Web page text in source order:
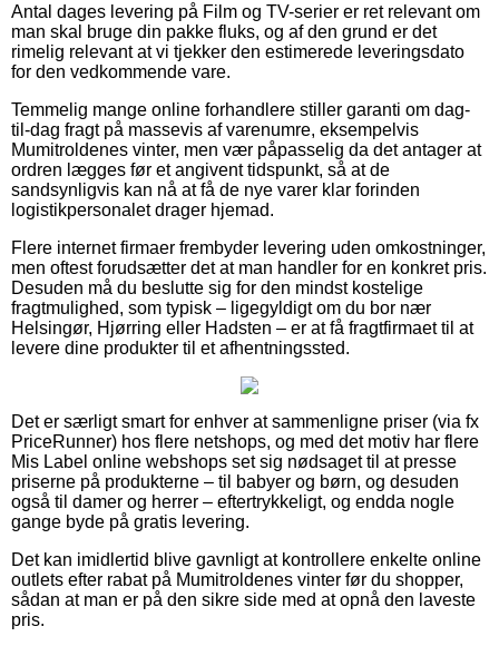
Antal dages levering på Film og TV-serier er ret relevant om
man skal bruge din pakke fluks, og af den grund er det
rimelig relevant at vi tjekker den estimerede leveringsdato
for den vedkommende vare.
Temmelig mange online forhandlere stiller garanti om dag-
til-dag fragt på massevis af varenumre, eksempelvis
Mumitroldenes vinter, men vær påpasselig da det antager at
ordren lægges før et angivent tidspunkt, så at de
sandsynligvis kan nå at få de nye varer klar forinden
logistikpersonalet drager hjemad.
Flere internet firmaer frembyder levering uden omkostninger,
men oftest forudsætter det at man handler for en konkret pris.
Desuden må du beslutte sig for den mindst kostelige
fragtmulighed, som typisk – ligegyldigt om du bor nær
Helsingør, Hjørring eller Hadsten – er at få fragtfirmaet til at
levere dine produkter til et afhentningssted.
Det er særligt smart for enhver at sammenligne priser (via fx
PriceRunner) hos flere netshops, og med det motiv har flere
Mis Label online webshops set sig nødsaget til at presse
priserne på produkterne – til babyer og børn, og desuden
også til damer og herrer – eftertrykkeligt, og endda nogle
gange byde på gratis levering.
Det kan imidlertid blive gavnligt at kontrollere enkelte online
outlets efter rabat på Mumitroldenes vinter før du shopper,
sådan at man er på den sikre side med at opnå den laveste
pris.